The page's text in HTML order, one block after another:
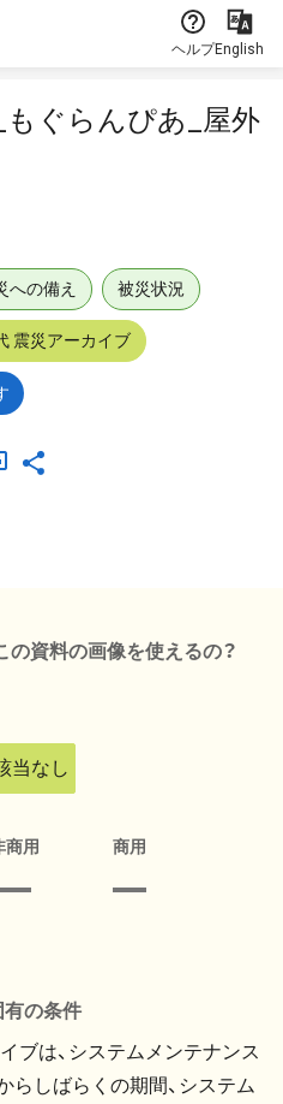
ヘルプEnglish
もぐらんぴあ_屋外
への備え 被災状況
震災アーカイブ
の資料の画像を使えるの？
当なし
商用 商用
有の条件
ブは、システムメンテナンス
らしばらくの期間、システム